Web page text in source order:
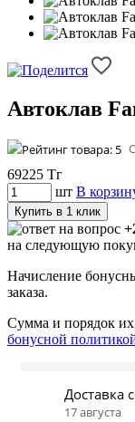
Автоклав
69225 Тг
шт В
Купить в 1 клик
на следующую
Начисление
заказа.
Сумма и порядок их
бонусной
Доставка
17 августа